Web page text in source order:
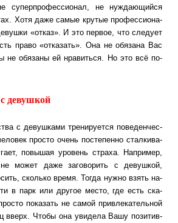
не нуж­да­ю­щий­ся
Хотя даже самые крутые про­фес­си­о­на­
«от­каз». И это первое, что сле­ду­ет
право «от­ка­зать». Она не обязана Вас
не обя­за­ны ей нра­вить­ся. Но это всё по­
девушкой
с девушками тре­ни­ру­ет­ся по­ве­ден­чес­
просто очень пос­те­пен­но стал­ки­ва­
по­вы­шая уровень страха. Нап­ри­мер,
может даже за­го­во­рить с де­вуш­кой,
сколь­ко время. Тогда нужно взять на­
в парк или дру­гое место, где есть ска­
по­ка­зать не самой прив­ле­ка­тель­ной
вверх. Чтобы она уви­де­ла Вашу по­зи­тив­